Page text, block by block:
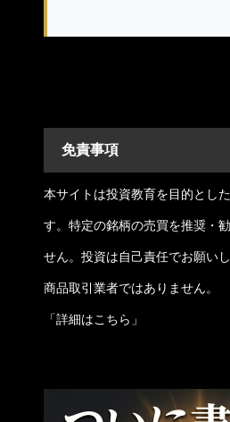
免責事項
本サイトは投資教育を目的とし
す。特定の銘柄の売買を推奨・
せん。投資は自己責任でお願い
商品取引業者ではありません。
「詳細はこちら 」